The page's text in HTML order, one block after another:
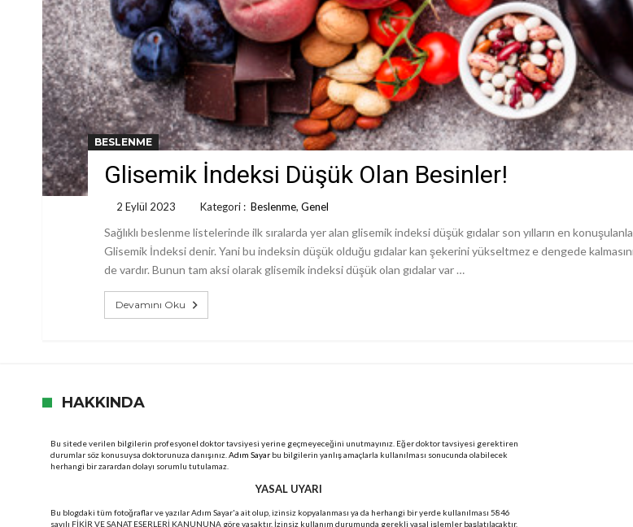
BESLENME
Glisemik İndeksi Düşük Olan Besinler!
2 Eylül 2023 Kategori : Beslenme, Genel
Sağlıklı beslenme listelerinde ilk sıralarda yer alan glisemik indeksi düşük gıdalar son yılların en
Glisemik İndeksi denir. Yani bu indeksin düşük olduğu gıdalar kan şekerini yükseltmez e dengede
de vardır. Bunun tam aksi olarak glisemik indeksi düşük olan gıdalar var …
Devamını Oku
HAKKINDA
Bu sitede verilen bilgilerin profesyonel doktor tavsiyesi yerine geçmeyeceğini unutmayınız. Eğer doktor tavsiyesi gerektiren
durumlar söz konusuysa doktorunuza danışınız. Adım Sayar bu bilgilerin yanlış amaçlarla kullanılması sonucunda olabilecek
herhangi bir zarardan dolayı sorumlu tutulamaz.
YASAL UYARI
Bu blogdaki tüm fotoğraflar ve yazılar Adım Sayar'a ait olup, izinsiz kopyalanması ya da herhangi bir yerde kullanılması 5846
sayılı FİKİR VE SANAT ESERLERİ KANUNUNA göre yasaktır. İzinsiz kullanım durumunda gerekli yasal işlemler başlatılacaktır.